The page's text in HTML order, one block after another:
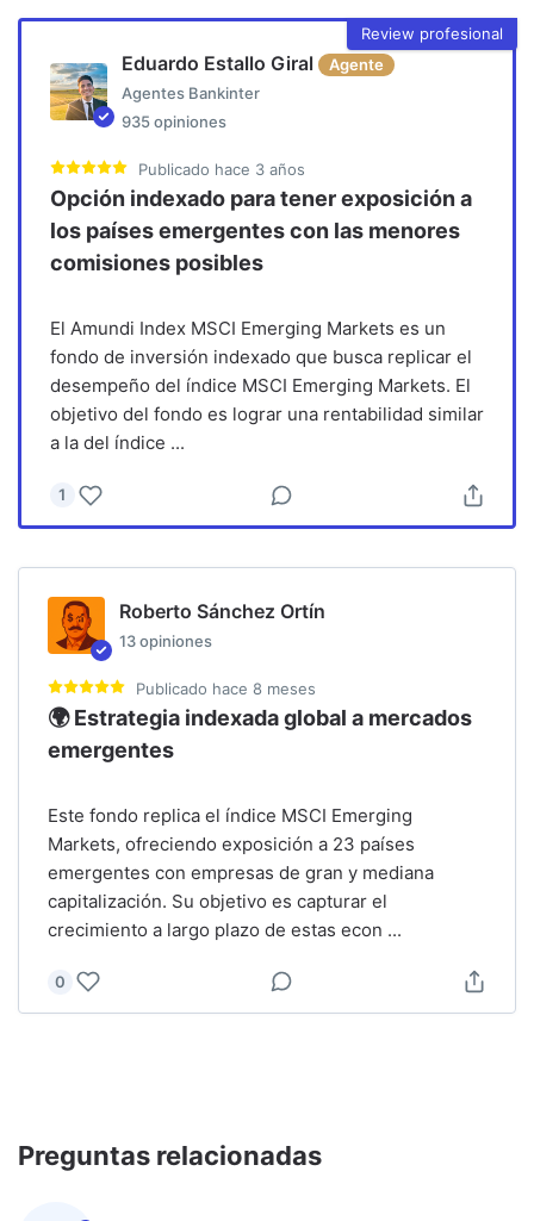
Review profesional
Eduardo Estallo Giral
Agente
Agentes Bankinter
935 opiniones
Publicado hace 3 años
Opción indexado para tener exposición a
los países emergentes con las menores
comisiones posibles
El Amundi Index MSCI Emerging Markets es un
fondo de inversión indexado que busca replicar el
desempeño del índice MSCI Emerging Markets. El
objetivo del fondo es lograr una rentabilidad similar
a la del índice ...
1
Roberto Sánchez Ortín
13opiniones
Publicado hace 8 meses
🌍 Estrategia indexada global a mercados
emergentes
Este fondo replica el índice MSCI Emerging
Markets, ofreciendo exposición a 23 países
emergentes con empresas de gran y mediana
capitalización. Su objetivo es capturar el
crecimiento a largo plazo de estas econ ...
0
Preguntas relacionadas